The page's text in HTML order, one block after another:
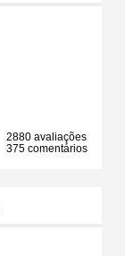
2880 avaliações
375 comentários